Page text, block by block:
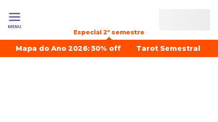
MENU
Especial 2º semestre
Mapa do Ano 2026: 50% off Tarot Semestral